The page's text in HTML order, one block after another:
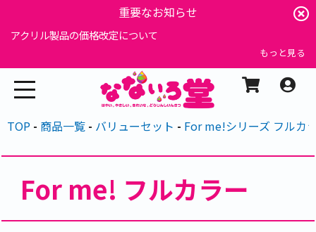
重要なお知らせ
アクリル製品の価格改定について
もっと見る
TOP 商品一覧 バリューセット For me!シリーズ フルカ
For me! フルカラー